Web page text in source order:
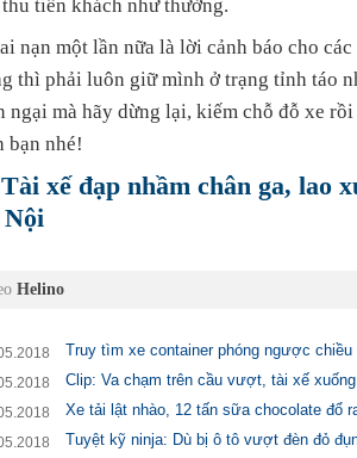
tiền khách như thường.
nạn một lần nữa là lời cảnh báo cho
thì phải luôn giữ mình ở trạng tỉnh táo
ngại mà hãy dừng lại, kiếm chỗ đỗ xe
bạn nhé!
Tài xế đạp nhầm chân ga, lao
Helino
Truy tìm xe container phóng ngược
Clip: Va chạm trên cầu vượt, tài xế
Xe tải lật nhào, 12 tấn sữa chocolate đổ
Tuyệt kỹ ninja: Dù bị ô tô vượt đèn đỏ